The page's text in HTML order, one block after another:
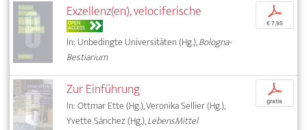
Exzellenz(en), velociferische
OPEN
ACCESS
In: Unbedingte Universitäten (Hg.),Bologna-
Bestiarium
p
€ 7,95
Zur Einführung
In: Ottmar Ette (Hg.), Veronika Sellier (Hg.),
Yvette Sánchez (Hg.),LebensMittel
p
gratis